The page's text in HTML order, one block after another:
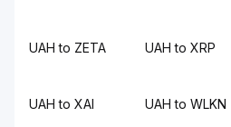
UAH to ZETA UAH to XRP
UAH to XAI UAH to WLKN